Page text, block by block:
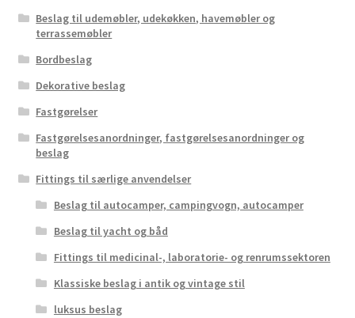
Beslag til udemøbler, udekøkken, havemøbler og
terrassemøbler
Bordbeslag
Dekorative beslag
Fastgørelser
Fastgørelsesanordninger, fastgørelsesanordninger og
beslag
Fittings til særlige anvendelser
Beslag til autocamper, campingvogn, autocamper
Beslag til yacht og båd
Fittings til medicinal-, laboratorie- og renrumssektoren
Klassiske beslag i antik og vintage stil
luksus beslag